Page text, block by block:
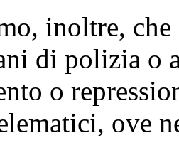
inoltre, che
di polizia o
o
ove